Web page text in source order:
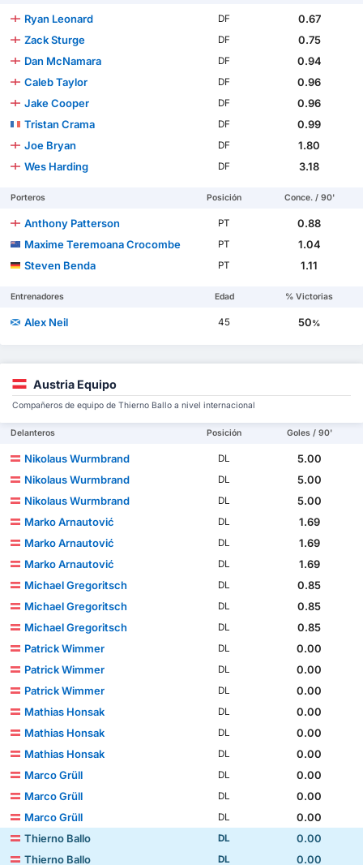
Ryan Leonard DF
0.67
Zack Sturge
DF
0.75
Dan McNamara
DF
0.94
Caleb Taylor
DF
0.96
Jake Cooper
DF
0.96
Tristan Crama
DF
0.99
Joe Bryan
DF
1.80
Wes Harding
DF 3.18
Porteros Posición Conce. / 90'
Anthony Patterson PT
0.88
Maxime Teremoana Crocombe
PT
1.04
Steven Benda
PT 1.11
Entrenadores Edad % Victorias
Alex Neil 45 50%
Austria Equipo
Compañeros de equipo de Thierno Ballo a nivel internacional
Delanteros Posición Goles / 90'
Nikolaus Wurmbrand DL
5.00
Nikolaus Wurmbrand
DL
5.00
Nikolaus Wurmbrand
DL
5.00
Marko Arnautović
DL
1.69
Marko Arnautović
DL
1.69
Marko Arnautović
DL
1.69
Michael Gregoritsch
DL
0.85
Michael Gregoritsch
DL
0.85
Michael Gregoritsch
DL
0.85
Patrick Wimmer
DL
0.00
Patrick Wimmer
DL
0.00
Patrick Wimmer
DL
0.00
Mathias Honsak
DL
0.00
Mathias Honsak
DL
0.00
Mathias Honsak
DL
0.00
Marco Grüll
DL
0.00
Marco Grüll
DL
0.00
Marco Grüll
DL
0.00
Thierno Ballo
DL
0.00
Thierno Ballo
DL 0.00